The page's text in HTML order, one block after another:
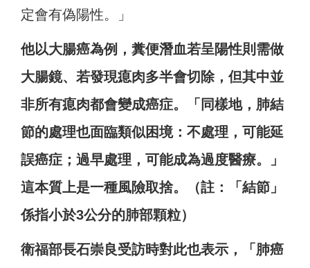
定會有偽陽性。」
他以大腸癌為例，糞便潛血若呈陽性則需做
大腸鏡、若發現瘜肉多半會切除，但其中並
非所有瘜肉都會變成癌症。「同樣地，肺結
節的處理也面臨類似困境：不處理，可能延
誤癌症；過早處理，可能成為過度醫療。」
這本質上是一種風險取捨。（註：「結節」
係指小於3公分的肺部顆粒）
衛福部長石崇良受訪時對此也表示，「肺癌